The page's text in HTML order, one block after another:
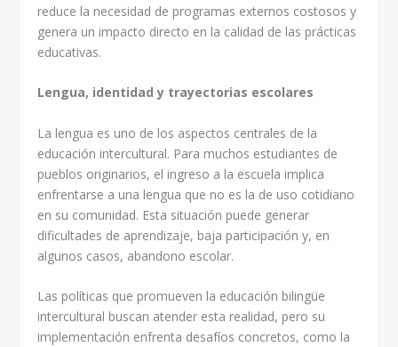
reduce la necesidad de programas externos costosos y
genera un impacto directo en la calidad de las prácticas
educativas.
Lengua, identidad y trayectorias escolares
La lengua es uno de los aspectos centrales de la
educación intercultural. Para muchos estudiantes de
pueblos originarios, el ingreso a la escuela implica
enfrentarse a una lengua que no es la de uso cotidiano
en su comunidad. Esta situación puede generar
dificultades de aprendizaje, baja participación y, en
algunos casos, abandono escolar.
Las políticas que promueven la educación bilingüe
intercultural buscan atender esta realidad, pero su
implementación enfrenta desafíos concretos, como la